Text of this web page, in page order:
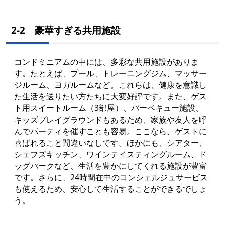
2-2 豪華すぎる共用施設
コンドミニアムの中には、多彩な共用施設がありま
す。たとえば、プール、トレーニングジム、マッサー
ジルーム、ヨガルームなど。これらは、健康を意識し
た生活を送りたい方たちに大変好評です。また、ゲス
ト用スイートルーム（3部屋）、バーベキュー施設、
キッズプレイグラウンドもあるため、家族や友人を呼
んでパーティを催すことも容易。ここなら、ゲストに
喜ばれること間違いなしです。ほかにも、シアター、
シェフズキッチン、ワインテイスティングルーム、ド
ッグパークなど、生活を豊かにしてくれる施設が豊富
です。さらに、24時間在中のコンシェルジュサービス
も使えるため、安心して生活することができるでしょ
う。